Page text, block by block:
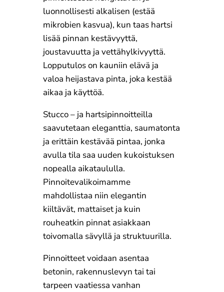
luonnollisesti alkalisen (estää
mikrobien kasvua), kun taas hartsi
lisää pinnan kestävyyttä,
joustavuutta ja vettähylkivyyttä.
Lopputulos on kauniin elävä ja
valoa heijastava pinta, joka kestää
aikaa ja käyttöä.
Stucco – ja hartsipinnoitteilla
saavutetaan eleganttia, saumatonta
ja erittäin kestävää pintaa, jonka
avulla tila saa uuden kukoistuksen
nopealla aikataululla.
Pinnoitevalikoimamme
mahdollistaa niin elegantin
kiiltävät, mattaiset ja kuin
rouheatkin pinnat asiakkaan
toivomalla sävyllä ja struktuurilla.
Pinnoitteet voidaan asentaa
betonin, rakennuslevyn tai tai
tarpeen vaatiessa vanhan